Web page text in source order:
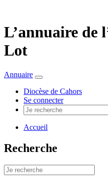
L’annuaire de
Lot
Annuaire
Diocèse de Cahors
Se connecter
Accueil
Recherche